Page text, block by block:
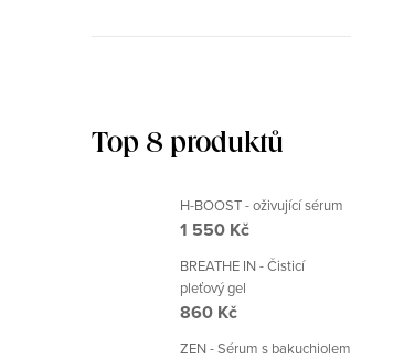
Top 8 produktů
H-BOOST - oživující sérum
1 550 Kč
BREATHE IN - Čisticí
pleťový gel
860 Kč
ZEN - Sérum s bakuchiolem